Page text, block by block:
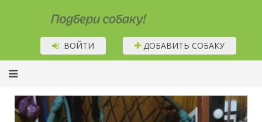
Подбери собаку!
ВОЙТИ ДОБАВИТЬ СОБАКУ